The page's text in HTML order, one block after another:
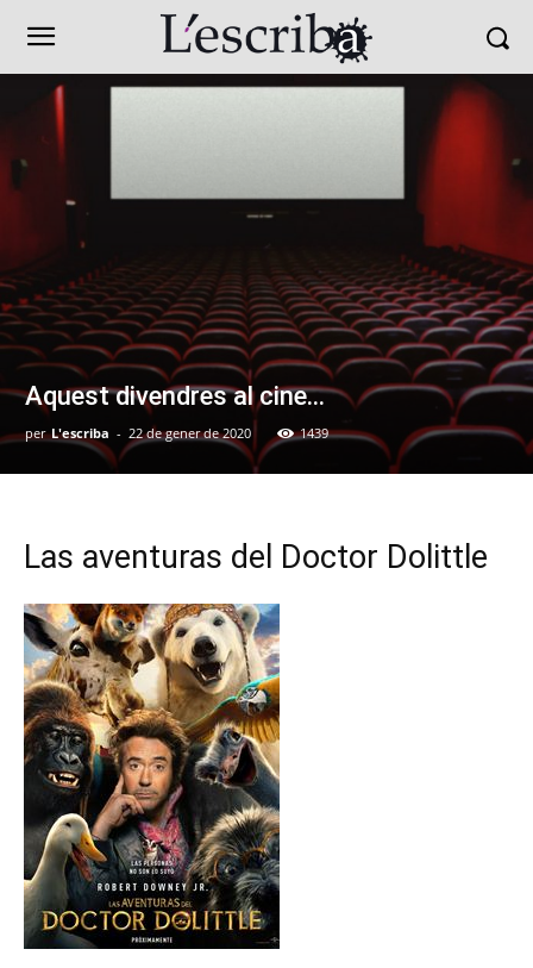
Aquest divendres al cine…
per L'escriba - 22 de gener de 2020 1439
Las aventuras del Doctor Dolittle